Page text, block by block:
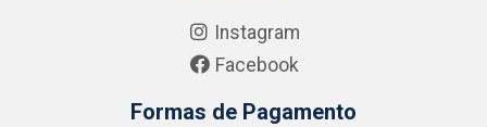
Instagram
Facebook
Formas de Pagamento